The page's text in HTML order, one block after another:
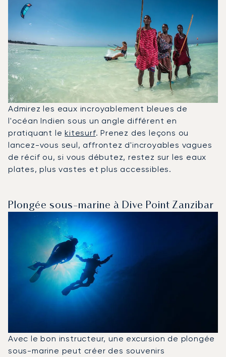
Admirez les eaux incroyablement bleues de
l'océan Indien sous un angle différent en
pratiquant lekitesurf. Prenez des leçons ou
lancez-vous seul, affrontez d'incroyables vagues
de récif ou, si vous débutez, restez sur les eaux
plates, plus vastes et plus accessibles.
Plongée sous-marine à Dive Point Zanzibar
Avec le bon instructeur, une excursion de plongée
sous-marine peut créer des souvenirs